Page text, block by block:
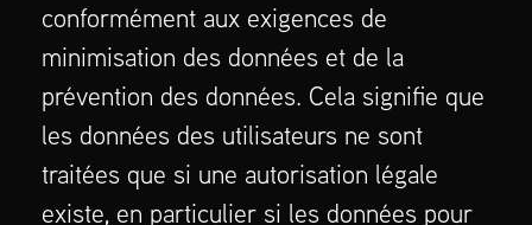
conformément aux exigences de
minimisation des données et de la
prévention des données. Cela signifie que
les données des utilisateurs ne sont
traitées que si une autorisation légale
existe, en particulier si les données pour